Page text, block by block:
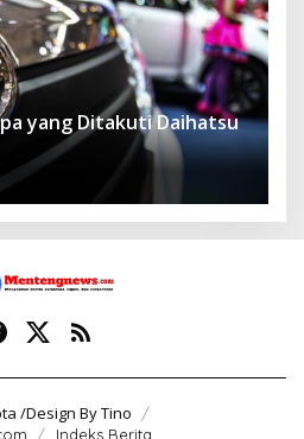
yang Ditakuti Daihatsu
/Design By Tino
Indeks Berita